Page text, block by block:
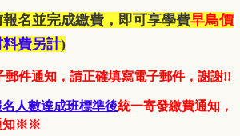
報名並完成繳費，即可享學費早鳥價
料費另計)
郵件通知，請正確填寫電子郵件，謝謝!!
名人數達成班標準後統一寄發繳費通知，
知※※